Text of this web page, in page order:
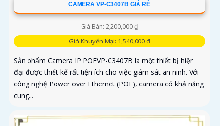
CAMERA VP-C3407B GIÁ RẺ
Giá Bán: 2,200,000 ₫
Giá Khuyến Mại: 1,540,000 ₫
Sản phẩm Camera IP POEVP-C3407B là một thiết bị hiện
đại được thiết kế rất tiện ích cho việc giám sát an ninh. Với
công nghệ Power over Ethernet (POE), camera có khả năng
cung...